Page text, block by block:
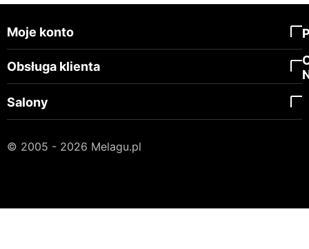
Moje konto
Obsługa klienta
Salony
© 2005 - 2026 Melagu.pl